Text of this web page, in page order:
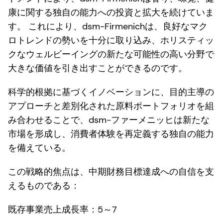
康に関する独自の能力への投資と拡大を続けていま
す。 これにより、dsm-Firmenichは、良好なマク
ロトレンドの勢いを十分に取り込み、ホリスティッ
クなウェルビーイングの新たな可能性の高い分野で
大きな価値を引き出すことができるのです。
科学的根拠に基づくイノベーションに、目的主導の
アプローチと差別化された原料ポートフォリオを組
み合わせることで、dsm-ファーメニッヒは新たな
市場を形成し、消費者体験を再定義する独自の能力
を備えている。
この戦略的焦点は、中期財務目標達成への自信を支
えるものである：
既存事業売上成長率：5～7